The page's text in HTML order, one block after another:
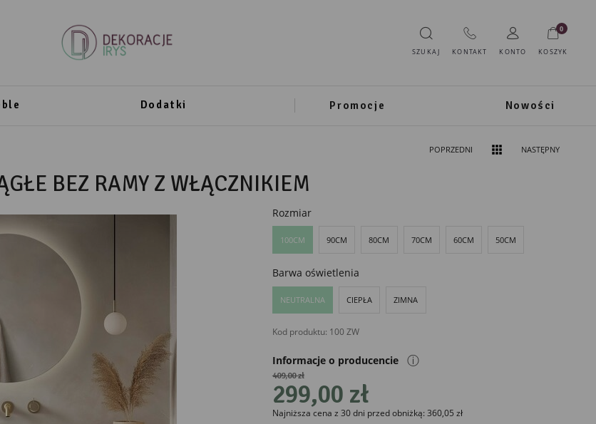
SZUKAJ KONTAKT KONTO KOSZYK
0
Dodatki Promocje Nowości
POPRZEDNI NASTĘPNY
BEZ RAMY Z WŁĄCZNIKIEM
Rozmiar
100CM 90CM 80CM 70CM 60CM 50CM
Barwa oświetlenia
NEUTRALNA CIEPŁA ZIMNA
Kod produktu: 100 ZW
Informacje o producencie
PRODUCENT
ⓘ
409,00 zł
299,00 zł
Najniższa cena z 30 dni przed obniżką: 360,05 zł